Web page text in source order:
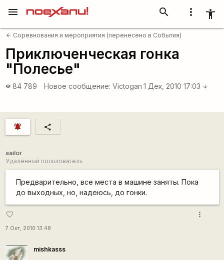
more_vert accessibility_new
search
menu
arrow_back Соревнования и мероприятия (перенесено в События)
Приключенческая гонка
"Полесье"
visibility 84 789 Новое сообщение: Victogan 1 Дек, 2010 17:03 arrow_downward
notifications_active share
sailor
Удалённый пользователь
Предварительно, все места в машине заняты. Пока
до выходных, но, надеюсь, до гонки.
favorite_border
7 Окт, 2010 13:48
more_vert
mishkasss